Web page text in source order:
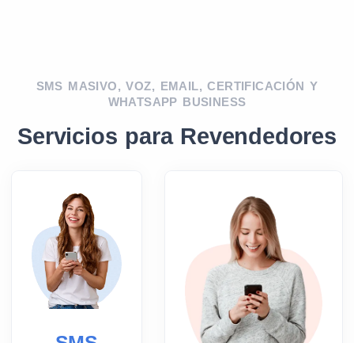
SMS MASIVO,VOZ, EMAIL,CERTIFICACIÓN Y
WHATSAPP BUSINESS
Servicios para Revendedores